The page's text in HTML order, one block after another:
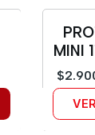
-17%
MINI